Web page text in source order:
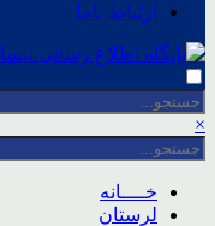
ارتباط باما
×
خــــانه
لرستان